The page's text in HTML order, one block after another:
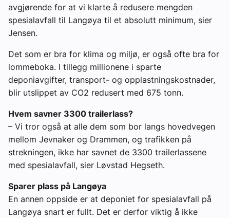
avgjørende for at vi klarte å redusere mengden
spesialavfall til Langøya til et absolutt minimum, sier
Jensen.
Det som er bra for klima og miljø, er også ofte bra for
lommeboka. I tillegg millionene i sparte
deponiavgifter, transport- og opplastningskostnader,
blir utslippet av CO2 redusert med 675 tonn.
Hvem savner 3300 trailerlass?
– Vi tror også at alle dem som bor langs hovedvegen
mellom Jevnaker og Drammen, og trafikken på
strekningen, ikke har savnet de 3300 trailerlassene
med spesialavfall, sier Løvstad Hegseth.
Sparer plass på Langøya
En annen oppside er at deponiet for spesialavfall på
Langøya snart er fullt. Det er derfor viktig å ikke